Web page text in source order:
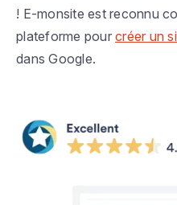
! E-monsite est reconnu
plateforme pour créer un
dans Google.